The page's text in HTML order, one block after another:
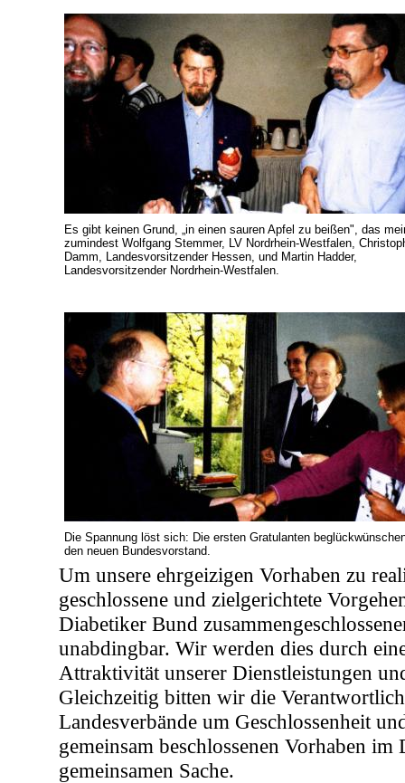
Es gibt keinen Grund, „in einen sauren Apfel zu beißen", das
zumindest Wolfgang Stemmer, LV Nordrhein-Westfalen,
Damm, Landesvorsitzender Hessen, und Martin Hadder,
Landesvorsitzender Nordrhein-Westfalen.
Die Spannung löst sich: Die ersten Gratulanten
den neuen Bundesvorstand.
Um unsere ehrgeizigen Vorhaben zu
geschlossene und zielgerichtete
Diabetiker Bund
unabdingbar. Wir werden dies durch
Attraktivität unserer Dienstleistungen
Gleichzeitig bitten wir die
Landesverbände um Geschlossenheit
gemeinsam beschlossenen Vorhaben im
gemeinsamen Sache.